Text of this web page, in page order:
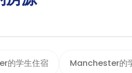
的学生住宿 Manchester的